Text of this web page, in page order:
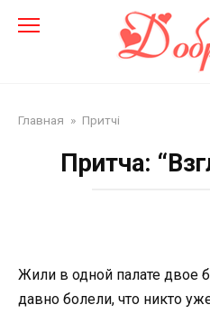
Главная » Притчі
Притча:
Жили в одной палате двое
давно болели, что никто